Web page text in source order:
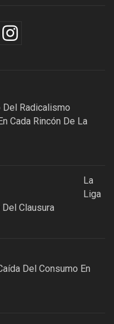
Del Radicalismo
Cada Rincón De La
La
Liga
Clausura
Del Consumo En